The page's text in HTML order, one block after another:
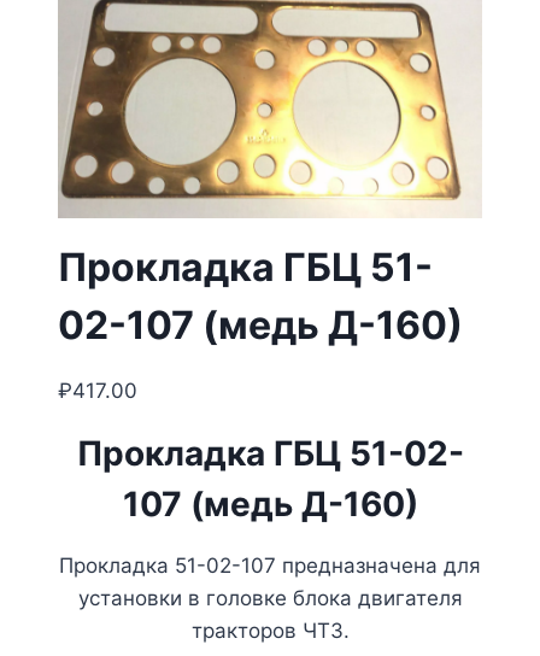
Прокладка ГБЦ 51-
02-107 (медь Д-160)
₽417.00
Прокладка ГБЦ 51-02-
107 (медь Д-160)
Прокладка 51-02-107 предназначена для
установки в головке блока двигателя
тракторов ЧТЗ.